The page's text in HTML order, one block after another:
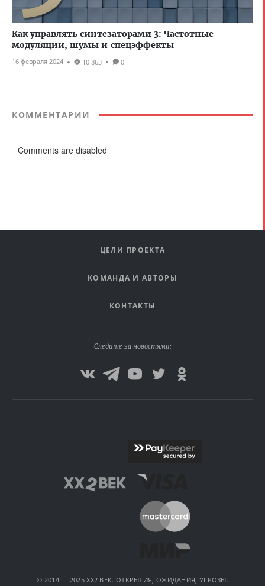
Как управлять синтезаторами 3: Частотные
модуляции, шумы и спецэффекты
16 февраля 2024 10 863 0
КОММЕНТАРИИ
Comments are disabled
ЦЕЛИ ПРОЕКТА
КОМАНДА И АВТОРЫ
КОНТАКТЫ
Следите за новостями:
© 2014 — 2025 XX2 ВЕК. ОТКРЫТИЯ, ОЖИДАНИЯ, УГРОЗЫ.